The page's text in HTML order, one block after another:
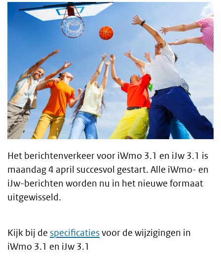
Body
Het berichtenverkeer voor iWmo 3.1 en iJw 3.1 is
maandag 4 april succesvol gestart. Alle iWmo- en
iJw-berichten worden nu in het nieuwe formaat
uitgewisseld.
Kijk bij de specificatiesvoor de wijzigingen in
iWmo 3.1 en iJw 3.1